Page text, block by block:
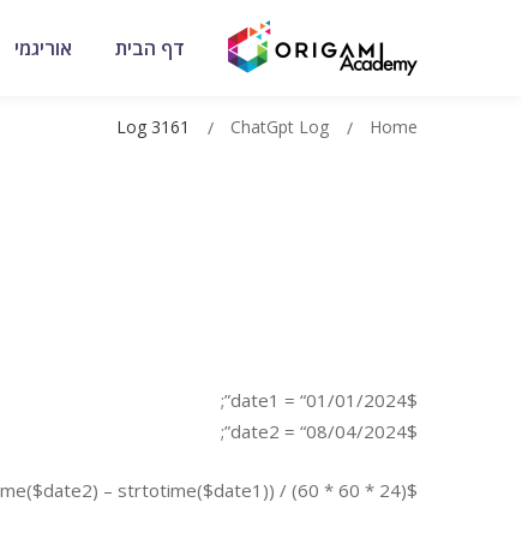
דף הבית אוריגמי
Home
ChatGpt Log
Log 3161
$date1 = “01/01/2024”;
$date2 = “08/04/2024”;
$diff = (strtotime($date2) – strtotime($date1)) / (60 * 60 * 24);